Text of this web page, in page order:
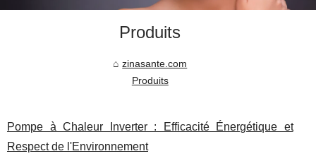
Produits
zinasante.com
Produits
Pompe à Chaleur Inverter : Efficacité Énergétique et
Respect de l'Environnement